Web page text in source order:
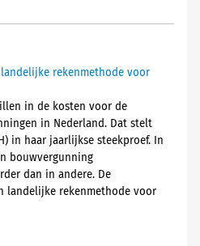
rekenmethode voor
in de kosten voor de
in Nederland. Dat stelt
in haar jaarlijkse steekproef. In
bouwvergunning
dan in andere. De
landelijke rekenmethode voor